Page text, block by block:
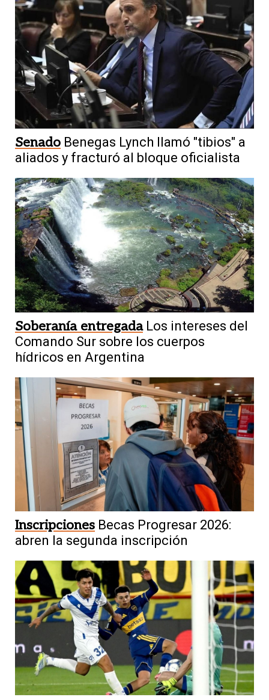
Senado Benegas Lynch llamó "tibios" a
aliados y fracturó al bloque oficialista
Soberanía entregada Los intereses del
Comando Sur sobre los cuerpos
hídricos en Argentina
Inscripciones Becas Progresar 2026:
abren la segunda inscripción